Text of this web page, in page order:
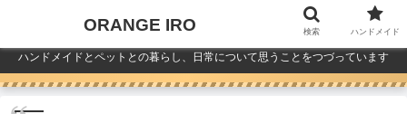
ハンドメイドとペットとの暮らし、日常について思うことをつづっています
ORANGE IRO 検索 ハンドメイド